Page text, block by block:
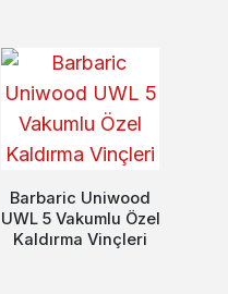
Barbaric Uniwood
UWL 5 Vakumlu Özel
Kaldırma Vinçleri